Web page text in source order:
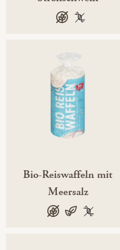
glutenfrei
100 %
Bio-Reiswaffeln mit
Meersalz
glutenfrei
vegan100 %